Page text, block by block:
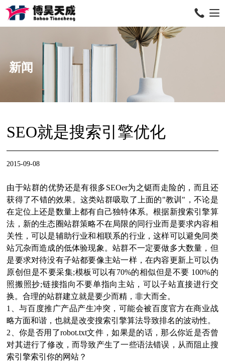
新闻
SEO就是搜索引擎优化
2015-09-08
由于站群的优势还是有很多SEOer为之铤而走险的，而且还
获得了不错的效果。这类站群吸取了上面的"教训"，不论是
在定位上还是数量上都有自己独特体系。根据新搜索引擎算
法，新的生态圈站群策略不在局限的同行业而是要求内容相
关性，可以是辅助行业和相联系的行业，这样可以避免同类
站冗杂而造成的低体验现象。站群不一定要做多大数量，但
是要求对待没有子站都要像主站一样，在内容更新上可以伪
原创但是不要采集;模板可以有70%的相似但是不要 100%的
照搬照抄;链接指向不要单指向主站，可以子站直接进行交
换。合理的站群建立就是要少而精，非大而全。
1、与百度推广产品产生冲突，可能会被百度官方在商业战
略方面和谐，也就是改变搜索引擎算法导致排名的波动性。
2、你是否用了robot.txt文件，如果是的话，那么你近是否曾
对其进行了修改，而导致产生了一些语法错误，从而阻止搜
索引擎索引你的网站？